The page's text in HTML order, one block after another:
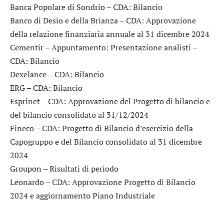
Banca Popolare di Sondrio– CDA: Bilancio
Banco di Desio e della Brianza– CDA: Approvazione
della relazione finanziaria annuale al 31 dicembre 2024
Cementir– Appuntamento: Presentazione analisti –
CDA: Bilancio
Dexelance– CDA: Bilancio
ERG– CDA: Bilancio
Esprinet– CDA: Approvazione del Progetto di bilancio e
del bilancio consolidato al 31/12/2024
Fineco– CDA: Progetto di Bilancio d’esercizio della
Capogruppo e del Bilancio consolidato al 31 dicembre
2024
Groupon – Risultati di periodo
Leonardo– CDA: Approvazione Progetto di Bilancio
2024 e aggiornamento Piano Industriale